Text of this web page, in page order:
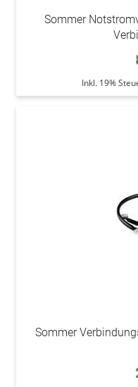
Sommer
Inkl. 19%
Sommer